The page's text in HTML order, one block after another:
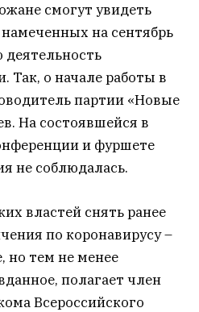
смогут увидеть
на сентябрь
Так, о начале работы в
партии «Новые
На состоявшейся в
и фуршете
не соблюдалась.
властей снять ранее
по коронавирусу –
но тем не менее
полагает член
Всероссийского